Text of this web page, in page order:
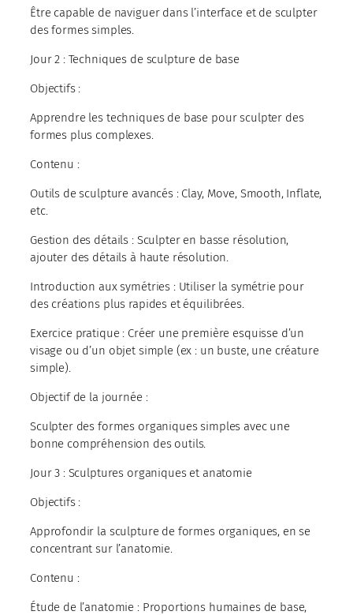
Être capable de naviguer dans l’interface et de sculpter
des formes simples.
Jour 2 : Techniques de sculpture de base
Objectifs :
Apprendre les techniques de base pour sculpter des
formes plus complexes.
Contenu :
Outils de sculpture avancés : Clay, Move, Smooth, Inflate,
etc.
Gestion des détails : Sculpter en basse résolution,
ajouter des détails à haute résolution.
Introduction aux symétries : Utiliser la symétrie pour
des créations plus rapides et équilibrées.
Exercice pratique : Créer une première esquisse d’un
visage ou d’un objet simple (ex : un buste, une créature
simple).
Objectif de la journée :
Sculpter des formes organiques simples avec une
bonne compréhension des outils.
Jour 3 : Sculptures organiques et anatomie
Objectifs :
Approfondir la sculpture de formes organiques, en se
concentrant sur l’anatomie.
Contenu :
Étude de l’anatomie : Proportions humaines de base,